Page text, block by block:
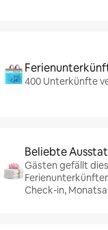
400 Unterkünfte
Beliebte
Gästen gefällt
Check-in,